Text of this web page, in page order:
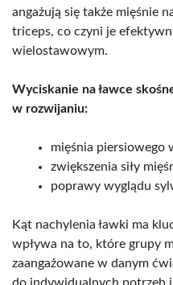
angażują się także mięśnie
triceps, co czyni je
wielostawowym.
Wyciskanie na ławce
w rozwijaniu:
mięśnia piersiowego
zwiększenia siły
poprawy wyglądu
Kąt nachylenia ławki ma
wpływa na to, które grupy
zaangażowane w danym